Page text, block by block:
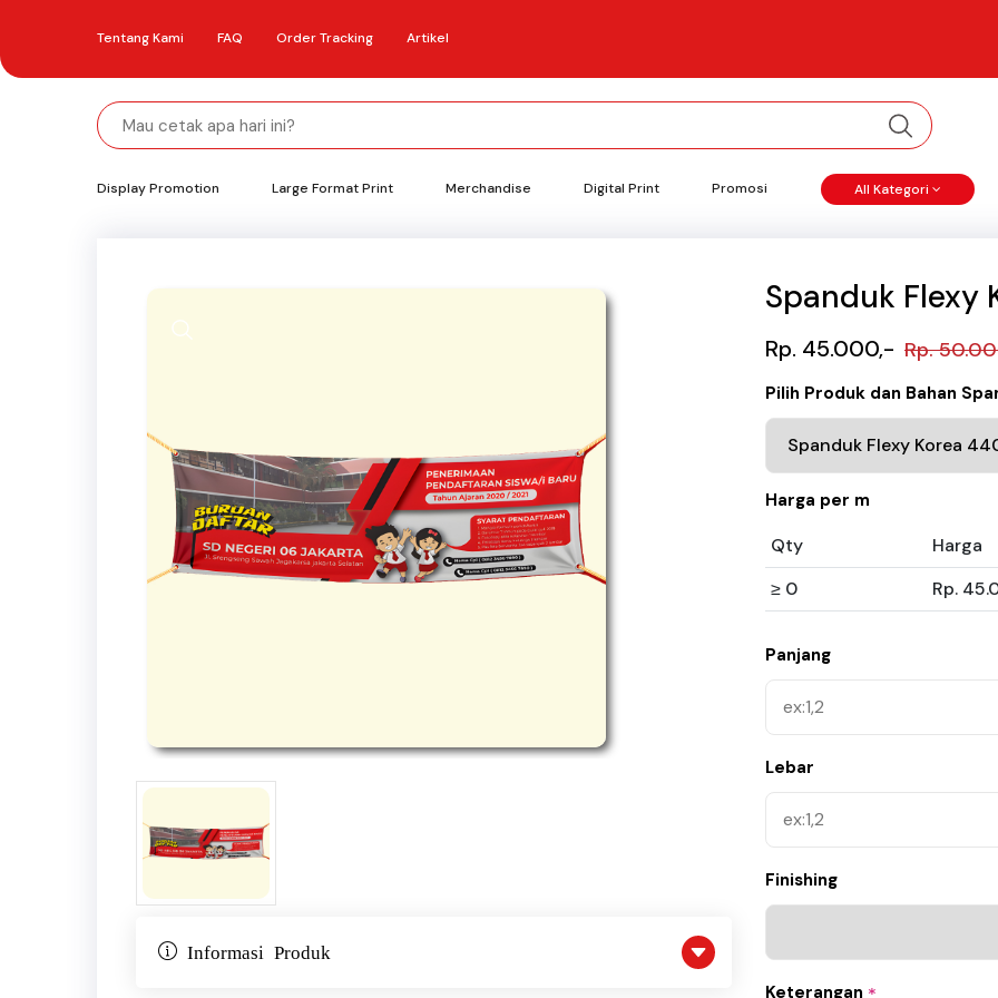
Tentang Kami FAQ Order Tracking Artikel
Display Promotion Large Format Print Merchandise Digital Print Promosi All Kategori
Informasi Produk
Spanduk Flexy
Rp. 45.000,- Rp.
Pilih Produk dan Bahan
Harga per m
Qty
Harga
≥ 0
Rp.
Panjang
Lebar
Finishing
Keterangan *